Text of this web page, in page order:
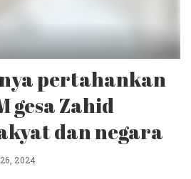
pertahankan
gesa Zahid
dan negara
2024